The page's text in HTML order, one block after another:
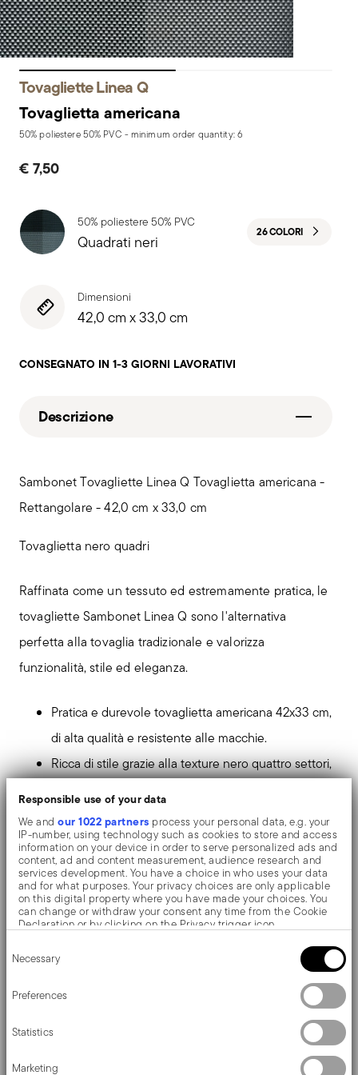
Responsible use of your data
We andour 1022 partners process your personal data, e.g. your
IP-number, using technology such as cookies to store and access
information on your device in order to serve personalized ads and
content, ad and content measurement, audience research and
services development. You have a choice in who uses your data
and for what purposes. Your privacy choices are only applicable
on this digital property where you have made your choices. You
can change or withdraw your consent any time from the Cookie
Declaration or by clicking on the Privacy trigger icon.
Collect information about your geographical location
Identify your device by actively scanning it for specific
characteristics (fingerprinting)
Find out more about how your personal data is processed and set
your preferences in the
We use cookies to personalise content and ads, to provide social
media features and to analyse our traffic. We also share
Selection
Necessary
Preferences
Statistics
Marketing
Tovagliette Linea Q
Tovaglietta americana
50% poliestere 50% PVC - minimum order quantity: 6
€ 7,50
50% poliestere 50% PVC
Quadrati neri 26 COLORI
Dimensioni
42,0 cm x 33,0 cm
CONSEGNATO IN 1-3 GIORNI LAVORATIVI
Descrizione
Sambonet Tovagliette Linea Q Tovaglietta americana -
Rettangolare - 42,0 cm x 33,0 cm
Tovaglietta nero quadri
Raffinata come un tessuto ed estremamente pratica, le
tovagliette Sambonet Linea Q sono l'alternativa
perfetta alla tovaglia tradizionale e valorizza
funzionalità, stile ed eleganza.
Pratica e durevole tovaglietta americana 42x33 cm,
di alta qualità e resistente alle macchie.
Ricca di stile grazie alla texture nero quattro settori,
Realizzata in misto poliestere e PVC: resistente,
antigraffio, durevole, antibatterico e antiscivolo.
Igienica e facile da pulire. Lavabile con spazzola e
acqua calda non bollente.
Perfetta per decorare la tavola, un tocco moderno
Per una tavola trendy, per la colazione o per una cena a
due. Estremamente pratiche e gradevoli grazie alle
numerose trame e nuance di colore, con le tovagliette
Sambonet è possibile personalizzare la tavola ogni